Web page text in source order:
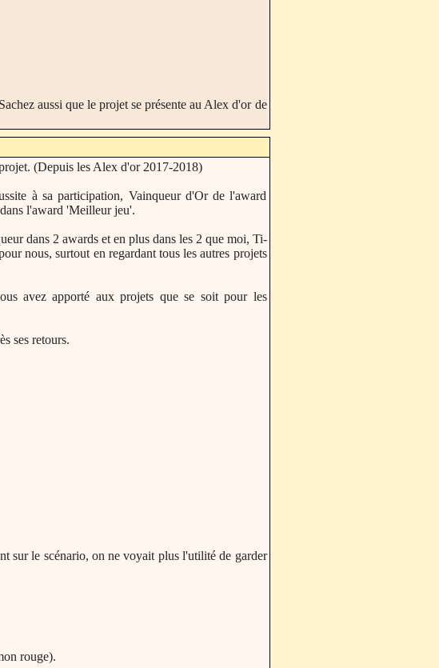
aussi que le projet se présente au Alex d'or de
(Depuis les Alex d'or 2017-2018)
à sa participation, Vainqueur d'Or de l'award
l'award 'Meilleur jeu'.
dans 2 awards et en plus dans les 2 que moi, Ti-
nous, surtout en regardant tous les autres projets
avez apporté aux projets que se soit pour les
ses retours.
sur le scénario, on ne voyait plus l'utilité de garder
rouge).